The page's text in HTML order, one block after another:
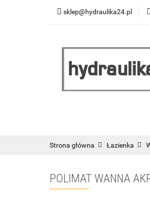
sklep@hydraulika24.pl
RATY/LEASING
Strona główna Łazienka
POLIMAT WANNA